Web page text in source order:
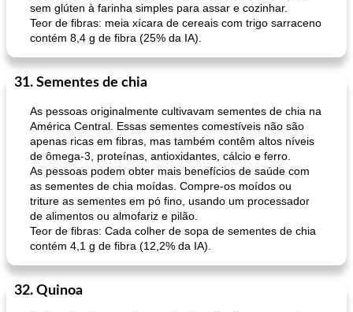
sem glúten à farinha simples para assar e cozinhar.
Teor de fibras: meia xícara de cereais com trigo sarraceno
contém 8,4 g de fibra (25% da IA).
31. Sementes de chia
As pessoas originalmente cultivavam sementes de chia na
América Central. Essas sementes comestíveis não são
apenas ricas em fibras, mas também contêm altos níveis
de ômega-3, proteínas, antioxidantes, cálcio e ferro.
As pessoas podem obter mais benefícios de saúde com
as sementes de chia moídas. Compre-os moídos ou
triture as sementes em pó fino, usando um processador
de alimentos ou almofariz e pilão.
Teor de fibras: Cada colher de sopa de sementes de chia
contém 4,1 g de fibra (12,2% da IA).
32. Quinoa